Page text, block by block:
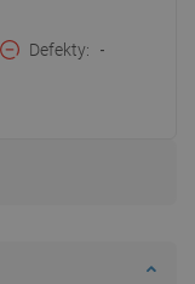
Defekty -